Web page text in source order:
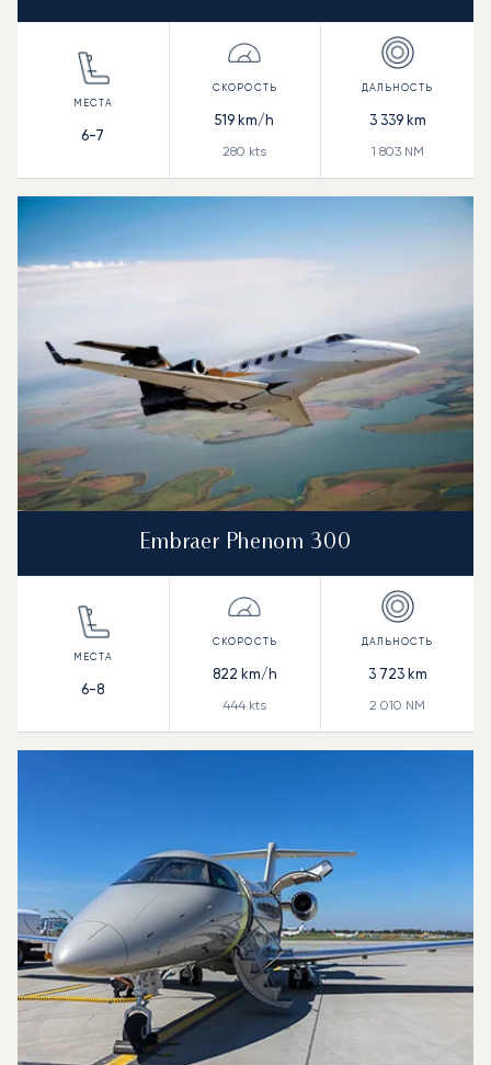
6-7
519 km/h
280 kts
3 339km
1 803NM
Embraer Phenom 300
6-8
822 km/h
444 kts
3 723km
2 010 NM